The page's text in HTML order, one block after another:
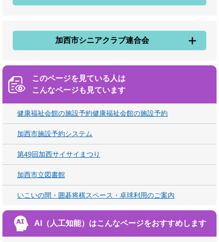
加西市シニアクラブ連合会
このページを見ている人は
こんなページも見ています
健康福祉会館の施設予約健康福祉会館の施設予約
加西市施設予約システム
第49回加西サイサイまつり
加西市立図書館
いこいの間・囲碁将棋スペース・卓球利用のご案内
AI（人工知能）はこんなページをおすすめします